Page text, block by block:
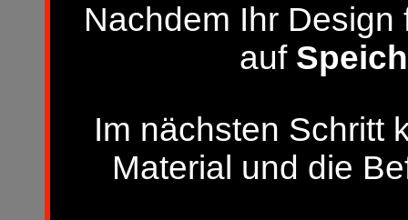
Nachdem Ihr
auf
Im nächsten Schritt
Material und die